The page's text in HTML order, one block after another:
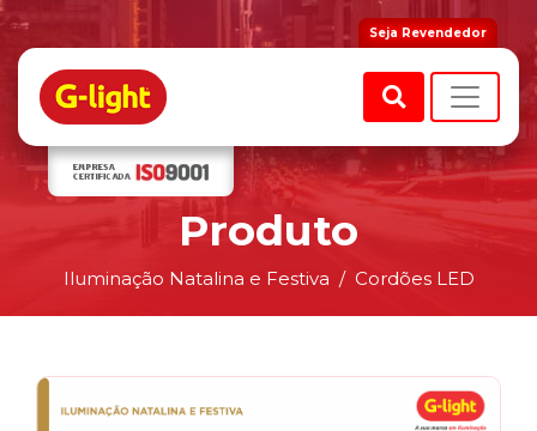
Seja Revendedor
Produto
Iluminação Natalina e Festiva Cordões LED